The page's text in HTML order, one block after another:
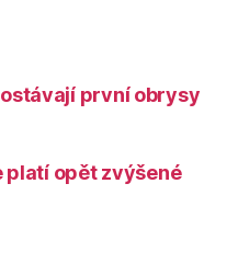
první obrysy
platí opět zvýšené